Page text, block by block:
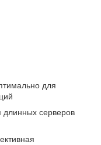
для
серверов